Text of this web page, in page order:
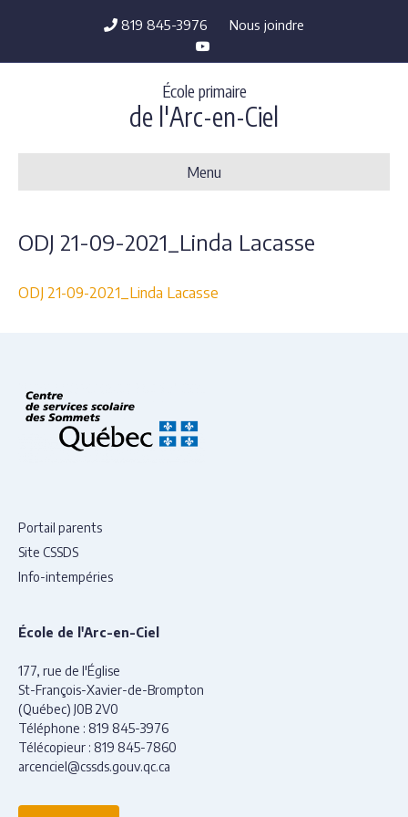
819 845-3976
Nous joindre
Y
o
u
u
e
École primaire
de l'Arc-en-Ciel
Menu
ODJ 21-09-2021_Linda Lacasse
ODJ 21-09-2021_Linda Lacasse
Portail parents
Site CSSDS
Info-intempéries
École de l'Arc-en-Ciel
177, rue de l'Église
St-François-Xavier-de-Brompton
(Québec) J0B 2V0
Téléphone : 819 845-3976
Télécopieur : 819 845-7860
arcenciel@cssds.gouv.qc.ca